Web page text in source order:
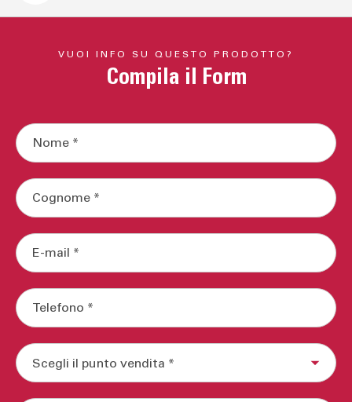
altaidrorepellenza
rigonfiamenti
materiali a basso contenuto di formaldeide
fino a
ogni anta
chiusura delle
VUOI INFO SU QUESTO PRODOTTO?
Compila il Form